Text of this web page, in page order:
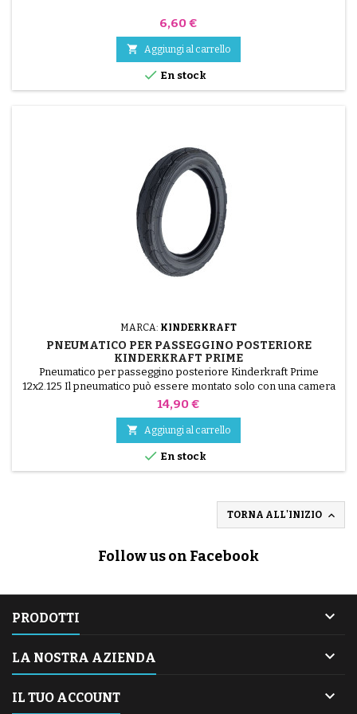
Prezzo
6,60 €
 Aggiungi al carrello
 En stock
MARCA: KINDERKRAFT
PNEUMATICO PER PASSEGGINO POSTERIORE
KINDERKRAFT PRIME
Pneumatico per passeggino posteriore Kinderkraft Prime
12x2.125 Il pneumatico può essere montato solo con una camera
d'aria, che non è inclusa.
Prezzo
14,90 €
 Aggiungi al carrello
 En stock
TORNA ALL'INIZIO 
Follow us on Facebook
PRODOTTI 
LA NOSTRA AZIENDA 
IL TUO ACCOUNT 